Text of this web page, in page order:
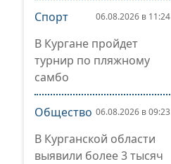
Спорт 06.08.2026 в 11:24
В Кургане пройдет
турнир по пляжному
самбо
Общество 06.08.2026 в 09:23
В Курганской области
выявили более 3 тысяч